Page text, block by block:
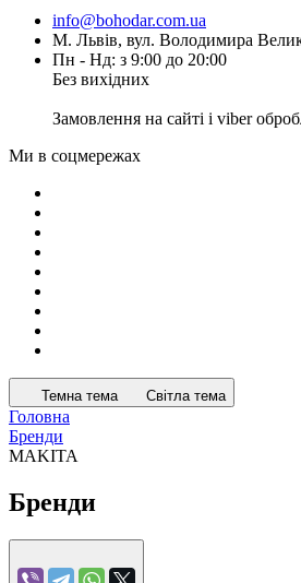
info@bohodar.com.ua
М. Львів, вул. Володимира
Пн - Нд: з 9:00 до 20:00
Без вихідних
Замовлення на сайті і viber
Ми в соцмережах
Темна тема Світла тема
Головна
Бренди
MAKITA
Бренди